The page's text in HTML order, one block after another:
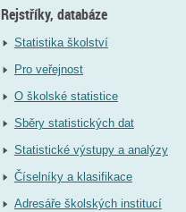
Rejstříky, databáze
Statistika školství
Pro veřejnost
O školské statistice
Sběry statistických dat
Statistické výstupy a analýzy
Číselníky a klasifikace
Adresáře školských institucí